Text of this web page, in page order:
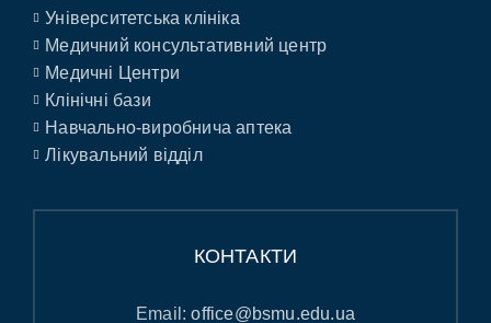
Університетська клініка
Медичний консультативний центр
Медичні Центри
Клінічні бази
Навчально-виробнича аптека
Лікувальний відділ
КОНТАКТИ
Email:office@bsmu.edu.ua